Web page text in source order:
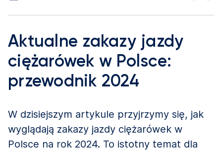
Aktualne zakazy jazdy
ciężarówek w Polsce:
przewodnik 2024
W dzisiejszym artykule przyjrzymy się, jak
wyglądają zakazy jazdy ciężarówek w
Polsce na rok 2024. To istotny temat dla